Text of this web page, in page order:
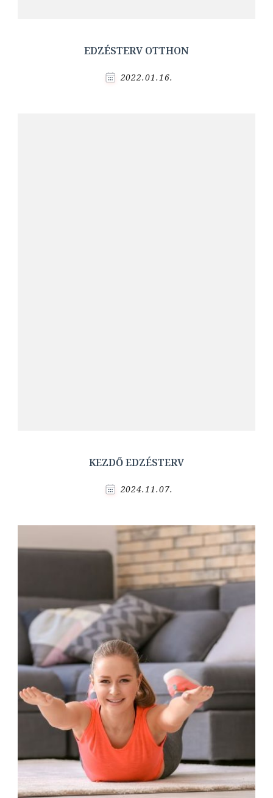
EDZÉSTERV OTTHON
2022.01.16.
KEZDŐ EDZÉSTERV
2024.11.07.